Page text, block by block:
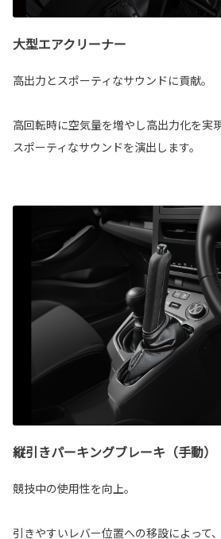
大型エアクリーナー
高出力とスポーティなサウンドに貢献。
高回転時に空気量を増やし高出力化を実
スポーティなサウンドを演出します。
縦引きパーキングブレーキ（手動）
競技中の使用性を向上。
引きやすいレバー位置への移設によって